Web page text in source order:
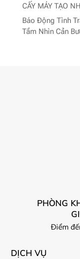
CẤY MÁY TẠO
Báo Động Tình
Tầm Nhìn Cản
PHÒNG
Điểm
DỊCH VỤ